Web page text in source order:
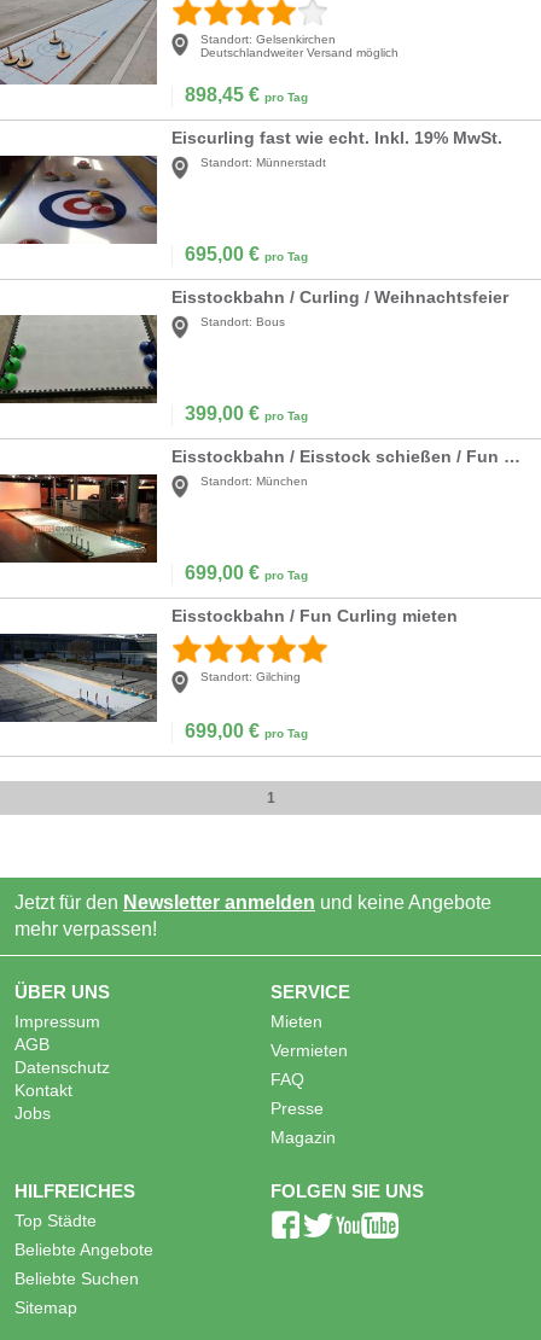
Standort: Gelsenkirchen
Deutschlandweiter Versand möglich
898,45 € pro Tag
Eiscurling fast wie echt. Inkl. 19% MwSt.
Standort: Münnerstadt
695,00 € pro Tag
Eisstockbahn / Curling / Weihnachtsfeier
Standort: Bous
399,00 € pro Tag
Eisstockbahn / Eisstock schießen / Fun Curling mieten Bayern
Standort: München
699,00 € pro Tag
Eisstockbahn / Fun Curling mieten
Standort: Gilching
699,00 € pro Tag
1
Jetzt für den Newsletter anmelden und keine Angebote
mehr verpassen!
ÜBER UNS
Impressum
AGB
Datenschutz
Kontakt
Jobs
SERVICE
Mieten
Vermieten
FAQ
Presse
Magazin
HILFREICHES
Top Städte
Beliebte Angebote
Beliebte Suchen
Sitemap
FOLGEN SIE UNS